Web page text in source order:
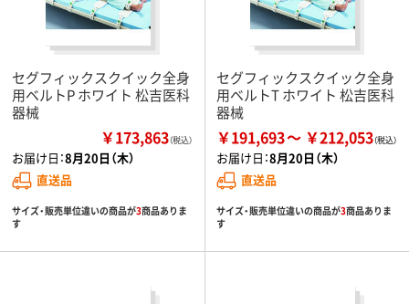
セグフィックスクイック全身
用ベルトP ホワイト 松吉医科
器械
￥173,863（税込）
お届け日：8月20日（木）
直送品
サイズ・販売単位違いの商品が3商品ありま
す
セグフィックスクイック全身
用ベルトT ホワイト 松吉医科
器械
￥191,693 ￥212,053
お届け日：8月20日（木）
直送品
サイズ・販売単位違いの商品が3商品ありま
す